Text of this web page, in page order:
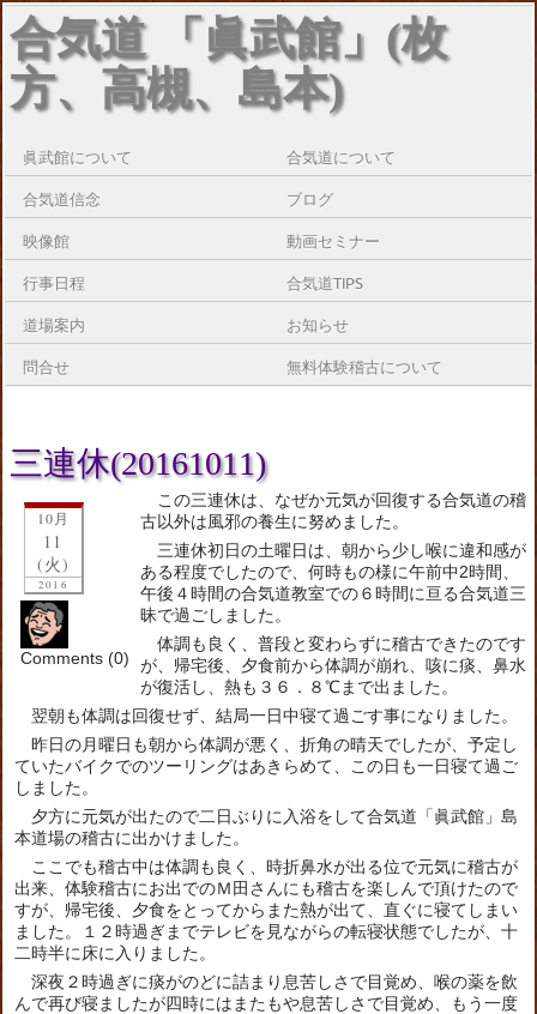
合気道 「眞武館」(枚
方、高槻、島本)
眞武館について 合気道について
合気道信念 ブログ
映像館 動画セミナー
行事日程 合気道TIPS
道場案内 お知らせ
問合せ 無料体験稽古について
三連休(20161011)
10月
11
(火)
2016
Comments (0)
この三連休は、なぜか元気が回復する合気道の稽
古以外は風邪の養生に努めました。
三連休初日の土曜日は、朝から少し喉に違和感が
ある程度でしたので、何時もの様に午前中2時間、
午後４時間の合気道教室での６時間に亘る合気道三
昧で過ごしました。
体調も良く、普段と変わらずに稽古できたのです
が、帰宅後、夕食前から体調が崩れ、咳に痰、鼻水
が復活し、熱も３６．８℃まで出ました。
翌朝も体調は回復せず、結局一日中寝て過ごす事になりました。
昨日の月曜日も朝から体調が悪く、折角の晴天でしたが、予定し
ていたバイクでのツーリングはあきらめて、この日も一日寝て過ご
しました。
夕方に元気が出たので二日ぶりに入浴をして合気道「眞武館」島
本道場の稽古に出かけました。
ここでも稽古中は体調も良く、時折鼻水が出る位で元気に稽古が
出来、体験稽古にお出でのＭ田さんにも稽古を楽しんで頂けたので
すが、帰宅後、夕食をとってからまた熱が出て、直ぐに寝てしまい
ました。１２時過ぎまでテレビを見ながらの転寝状態でしたが、十
二時半に床に入りました。
深夜２時過ぎに痰がのどに詰まり息苦しさで目覚め、喉の薬を飲
んで再び寝ましたが四時にはまたもや息苦しさで目覚め、もう一度